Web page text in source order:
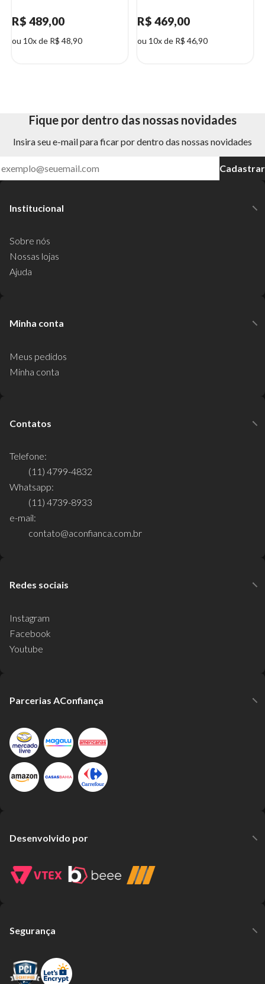
R$ 489,00
ou 10x de R$ 48,90
R$ 469,00
ou 10x de R$ 46,90
Fique por dentro das nossas novidades
Insira seu e-mail para ficar por dentro das nossas novidades
Cadastrar
Institucional
Sobre nós
Nossas lojas
Ajuda
Minha conta
Meus pedidos
Minha conta
Contatos
Telefone:
(11) 4799-4832
Whatsapp:
(11) 4739-8933
e-mail:
contato@aconfianca.com.br
Redes sociais
Instagram
Facebook
Youtube
Parcerias AConfiança
Desenvolvido por
Segurança